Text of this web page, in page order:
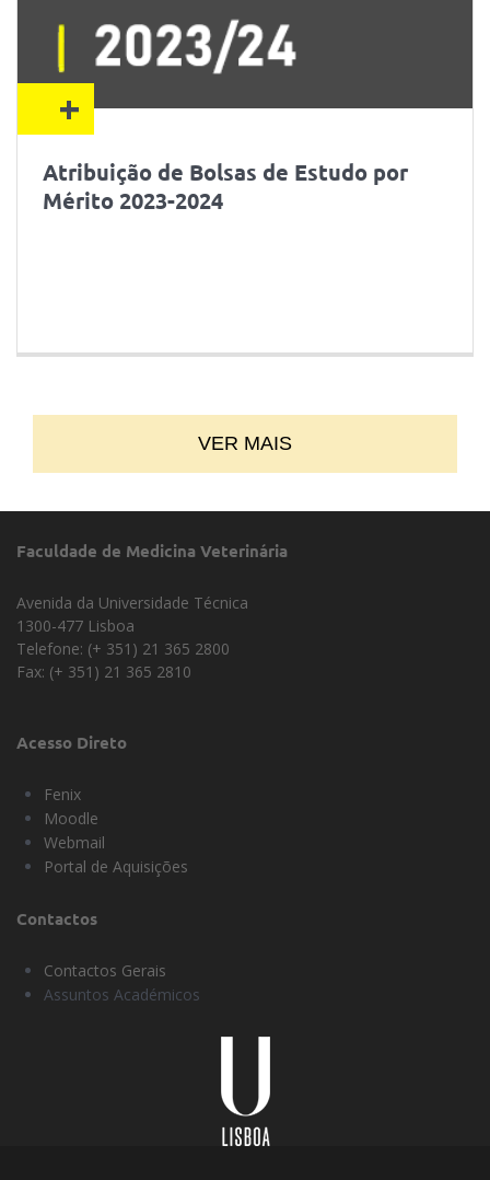
+
Atribuição de Bolsas de Estudo por
Mérito 2023-2024
VER MAIS
Faculdade de Medicina Veterinária
Avenida da Universidade Técnica
1300-477 Lisboa
Telefone: (+ 351) 21 365 2800
Fax: (+ 351) 21 365 2810
Acesso Direto
Fenix
Moodle
Webmail
Portal de Aquisições
Contactos
Contactos Gerais
Assuntos Académicos